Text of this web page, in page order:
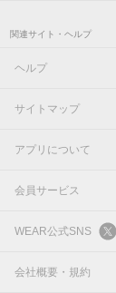
関連サイト・ヘルプ
ヘルプ
サイトマップ
アプリについて
会員サービス
ログイン
新規会員登録
WEAR公式SNS
X
会社概要・規約